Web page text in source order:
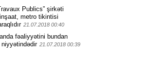
Publics” şirkəti
metro tikintisi
21.07.2018 00:40
fəaliyyətini bundan
21.07.2018 00:39